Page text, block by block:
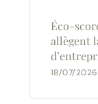
Éco-
allègent
18/07/2026